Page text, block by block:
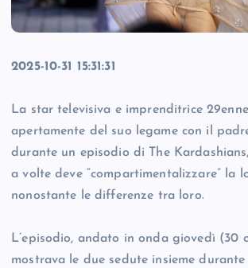
2025-10-31 15:31:31
La star televisiva e imprenditrice
apertamente del suo legame con il
durante un episodio di The
a volte deve “compartimentalizzare” la
nonostante le differenze tra loro.
L’episodio, andato in onda giovedì (30
mostrava le due sedute insieme